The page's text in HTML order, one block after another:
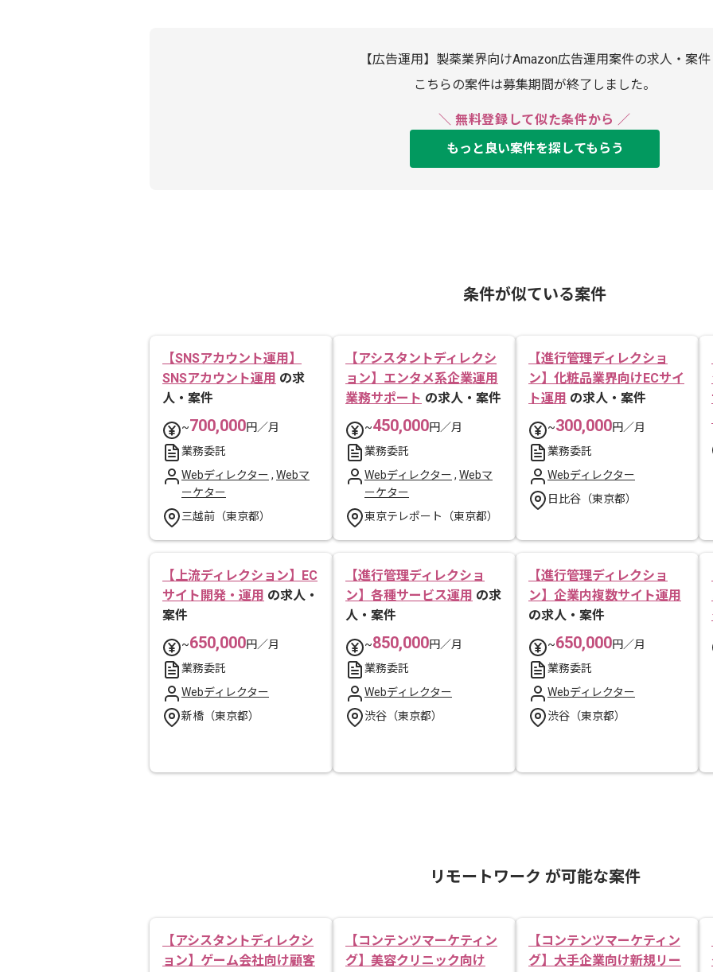
【広告運用】製薬業界向けAmazon広告運用案件の求人・案件
こちらの案件は募集期間が終了しました。
＼ 無料登録して似た条件から ／
もっと良い案件を探してもらう
条件が似ている案件
【SNSアカウント運用】
SNSアカウント運用 の求
人・案件
~700,000円／月
業務委託
Webディレクター , Webマ
ーケター
三越前（東京都）
【アシスタントディレクシ
ョン】エンタメ系企業運用
業務サポート の求人・案件
~450,000円／月
業務委託
Webディレクター , Webマ
ーケター
東京テレポート（東京都）
【進行管理ディレクショ
ン】化粧品業界向けECサイ
ト運用 の求人・案件
~300,000円／月
業務委託
Webディレクター
日比谷（東京都）
【上流ディレクション】EC
サイト開発・運用 の求人・
案件
~650,000円／月
業務委託
Webディレクター
新橋（東京都）
【進行管理ディレクショ
ン】各種サービス運用 の求
人・案件
~850,000円／月
業務委託
Webディレクター
渋谷（東京都）
【進行管理ディレクショ
ン】企業内複数サイト運用
の求人・案件
~650,000円／月
業務委託
Webディレクター
渋谷（東京都）
リモートワーク が可能な案件
【アシスタントディレクシ
ョン】ゲーム会社向け顧客
【コンテンツマーケティン
グ】美容クリニック向け
【コンテンツマーケティン
グ】大手企業向け新規リー